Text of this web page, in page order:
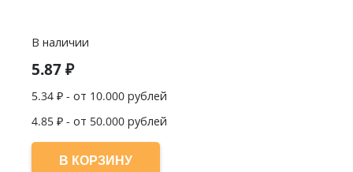
В наличии
5.87₽
5.34 ₽ - от 10.000 рублей
4.85 ₽ - от 50.000 рублей
В КОРЗИНУ